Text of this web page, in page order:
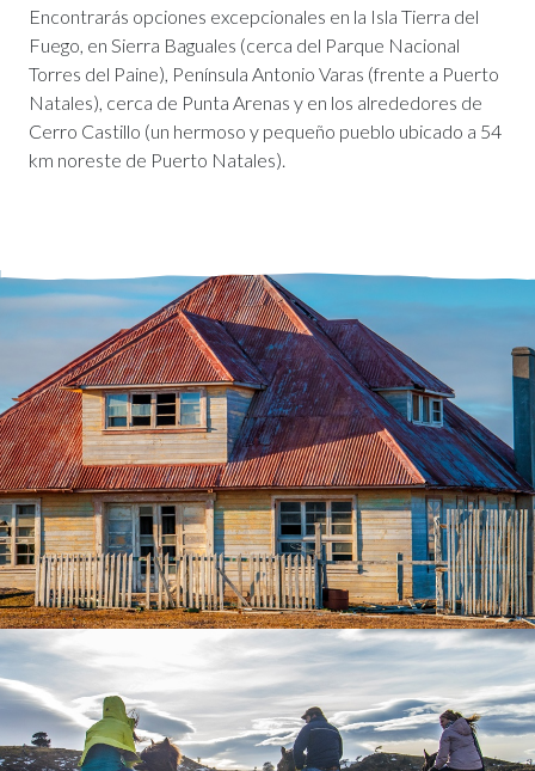
Encontrarás opciones excepcionales en la Isla Tierra del
Fuego, en Sierra Baguales (cerca del Parque Nacional
Torres del Paine), Península Antonio Varas (frente a Puerto
Natales), cerca de Punta Arenas y en los alrededores de
Cerro Castillo (un hermoso y pequeño pueblo ubicado a 54
km noreste de Puerto Natales).